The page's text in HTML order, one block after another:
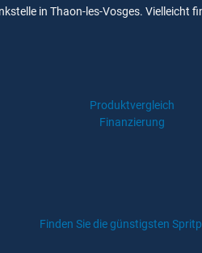
in Thaon-les-Vosges. Vielleicht
Produktvergleich
Finanzierung
Finden Sie die günstigsten